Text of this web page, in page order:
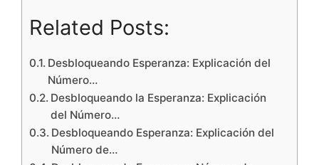
Related Posts:
Desbloqueando Esperanza: Explicación del
Número…
Desbloqueando la Esperanza: Explicación
del Número…
Desbloqueando Esperanza: Explicación del
Número de…